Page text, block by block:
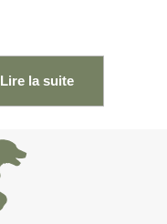
Lire la suite